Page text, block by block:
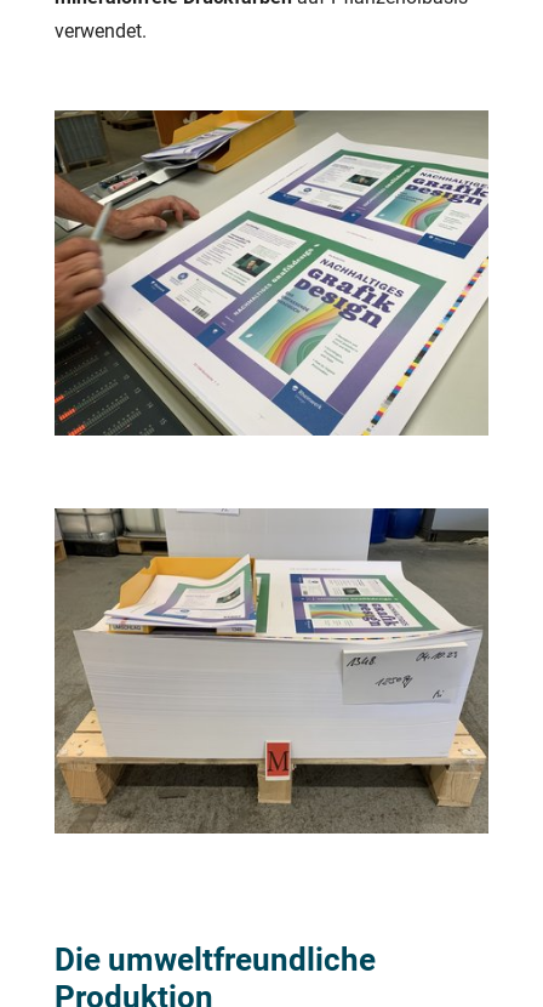
verwendet.
Die umweltfreundliche
Produktion